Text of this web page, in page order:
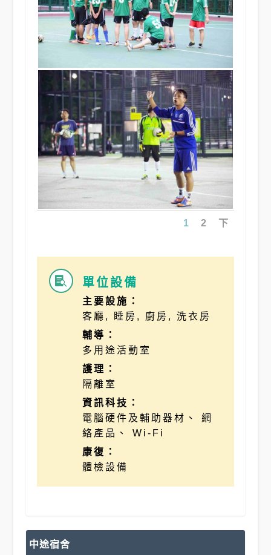
1 2 下
 單位設備
主要設施：
客廳, 睡房, 廚房, 洗衣房
輔導：
多用途活動室
護理：
隔離室
資訊科技：
電腦硬件及輔助器材、 網
絡產品、 Wi-Fi
康復：
體檢設備
中途宿舍